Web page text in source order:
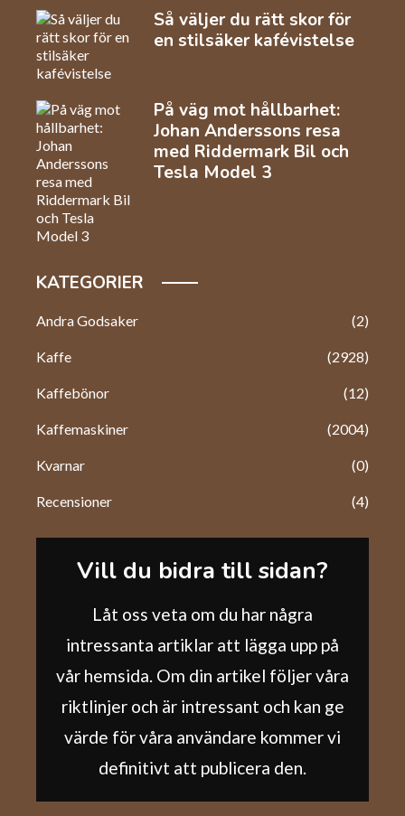
Så väljer du rätt skor för
en stilsäker kafévistelse
På väg mot hållbarhet:
Johan Anderssons resa
med Riddermark Bil och
Tesla Model 3
KATEGORIER
Andra Godsaker (2)
Kaffe (2928)
Kaffebönor (12)
Kaffemaskiner (2004)
Kvarnar (0)
Recensioner (4)
Vill du bidra till sidan?
Låt oss veta om du har några
intressanta artiklar att lägga upp på
vår hemsida. Om din artikel följer våra
riktlinjer och är intressant och kan ge
värde för våra användare kommer vi
definitivt att publicera den.